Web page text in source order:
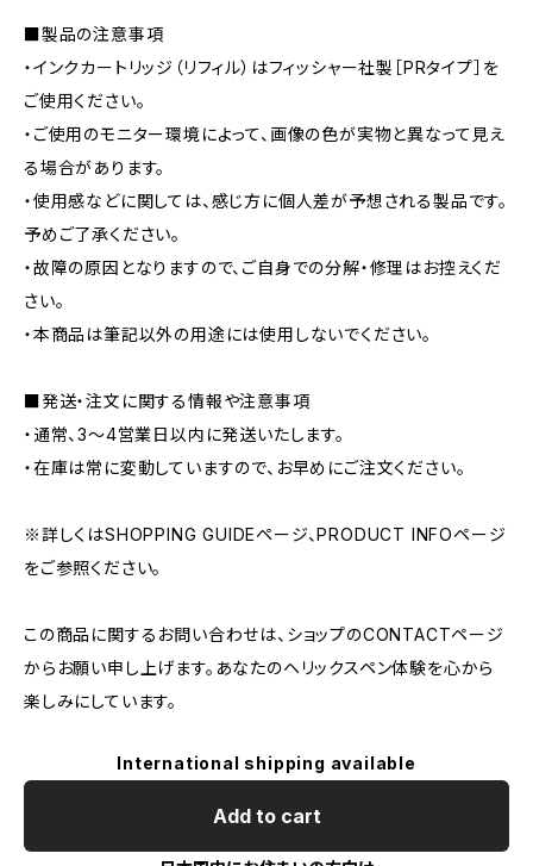
■製品の注意事項
・インクカートリッジ（リフィル）はフィッシャー社製［PRタイプ］を
ご使用ください。
・ご使用のモニター環境によって、画像の色が実物と異なって見え
る場合があります。
・使用感などに関しては、感じ方に個人差が予想される製品です。
予めご了承ください。
・故障の原因となりますので、ご自身での分解・修理はお控えくだ
さい。
・本商品は筆記以外の用途には使用しないでください。
■発送・注文に関する情報や注意事項
・通常、3〜4営業日以内に発送いたします。
・在庫は常に変動していますので、お早めにご注文ください。
※詳しくはSHOPPING GUIDEページ、PRODUCT INFOページ
をご参照ください。
この商品に関するお問い合わせは、ショップのCONTACTページ
からお願い申し上げます。あなたのヘリックスペン体験を心から
楽しみにしています。
International shipping available
Add to cart